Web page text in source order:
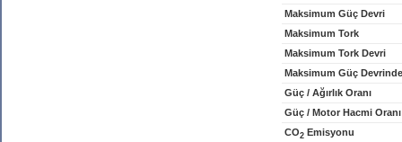
Maksimum Güç Devri
Maksimum Tork
Maksimum Tork Devri
Maksimum Güç
Güç / Ağırlık Oranı
Güç / Motor Hacmi Oranı
CO2 Emisyonu